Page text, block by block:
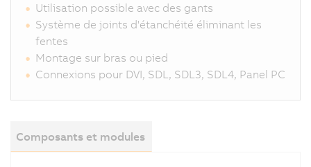
Utilisation possible avec des gants
Système de joints d'étanchéité éliminant les
fentes
Montage sur bras ou pied
Connexions pour DVI, SDL, SDL3, SDL4, Panel PC
Composants et modules